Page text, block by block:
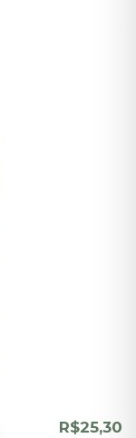
R$25,30